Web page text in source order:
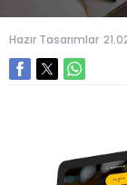
Hazır Tasarımlar